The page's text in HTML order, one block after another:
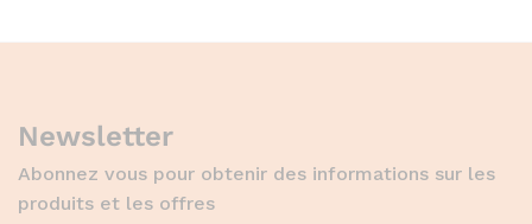
Newsletter
Abonnez vous pour obtenir des informations sur les
produits et les offres